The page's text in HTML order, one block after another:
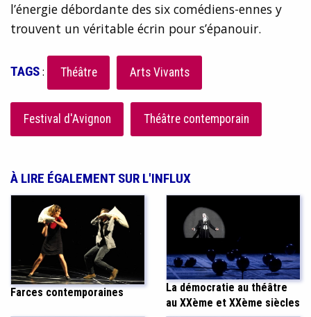
l’énergie débordante des six comédiens-ennes y
trouvent un véritable écrin pour s’épanouir.
TAGS: Théâtre Arts Vivants
Festival d'Avignon Théâtre contemporain
À LIRE ÉGALEMENT SUR L'INFLUX
Farces contemporaines
La démocratie au théâtre
au XXème et XXème siècles